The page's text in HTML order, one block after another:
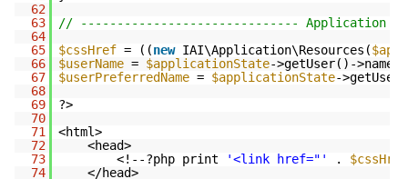
62
63
// ------------------------------ Application
64
65
$cssHref = ((new IAI\Application\Resources(
66
$userName = $applicationState->getUser()->name;
67
$userPreferredName = $applicationState-
68
69
?>
70
71
<html>
72
<head>
73
<!--?php print '<link href="' . $cssHref
74
</head>